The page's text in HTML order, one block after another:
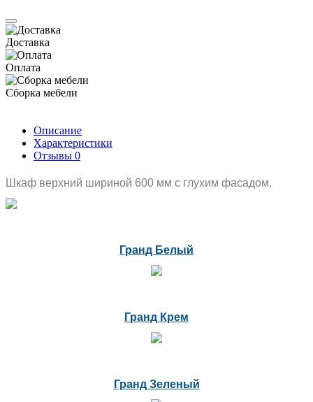
Доставка
Оплата
Сборка мебели
Описание
Характеристики
Отзывы 0
Шкаф верхний шириной 600 мм с глухим фасадом.
Гранд Белый
Гранд Крем
Гранд Зеленый